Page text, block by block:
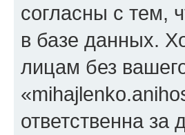
согласны с тем,
в базе данных.
лицам без
ответственна за